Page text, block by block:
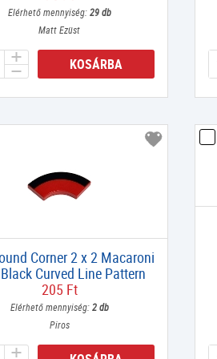
Elérhető mennyiség:29 db
Matt Ezüst
KOSÁRBA
Corner 2 x 2 Macaroni
Curved Line Pattern
205 Ft
Elérhető mennyiség:2 db
Piros